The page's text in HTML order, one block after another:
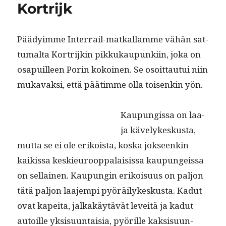
o
Kaikki
taivaan
Kortrijk
Päädy­imme Inter­rail-matkallamme vähän sat­
tumal­ta Kor­trijkin pikkukaupunki­in, joka on
osa­puilleen Porin kokoinen. Se osoit­tau­tui niin
mukavak­si, että pää­timme olla toisenkin yön.
Kaupungis­sa on laa­
ja käve­lykeskus­ta,
mut­ta se ei ole erikoista, kos­ka jok­seenkin
kaikissa keskieu­roop­palai­sis­sa kaupungeis­sa
on sel­l­ainen. Kaupun­gin erikoisu­us on paljon
tätä paljon laa­jem­pi pyöräi­lykeskus­ta. Kadut
ovat kapei­ta, jalka­käytävät lev­eitä ja kadut
autoille yksisu­un­taisia, pyörille kak­sisu­un­